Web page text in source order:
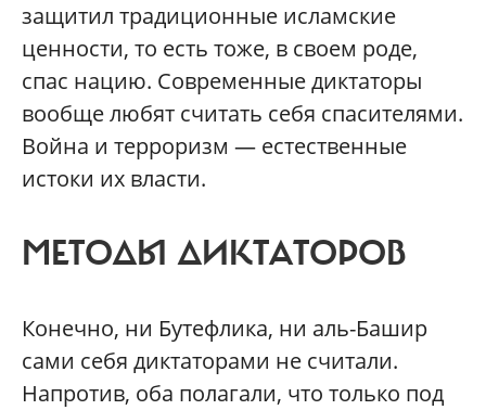
защитил традиционные исламские
ценности, то есть тоже, в своем роде,
спас нацию. Современные диктаторы
вообще любят считать себя спасителями.
Война и терроризм — естественные
истоки их власти.
МЕТОДЫ ДИКТАТОРОВ
Конечно, ни Бутефлика, ни аль-Башир
сами себя диктаторами не считали.
Напротив, оба полагали, что только под